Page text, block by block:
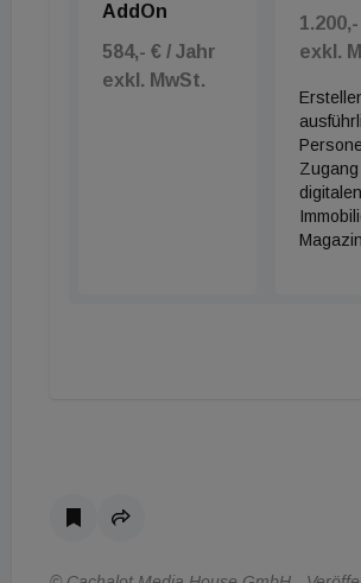
AddOn
584,- € / Jahr
exkl. MwSt.
exkl.
digitalen
Magazin